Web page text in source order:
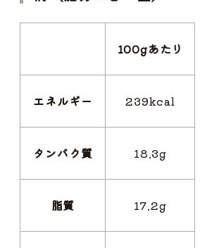
100gあたり
エネルギー 239kcal
タンパク質 18.3g
脂質 17.2g